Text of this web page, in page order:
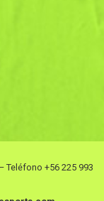
Teléfono +56 225 993